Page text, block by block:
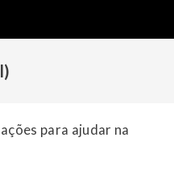
para ajudar na